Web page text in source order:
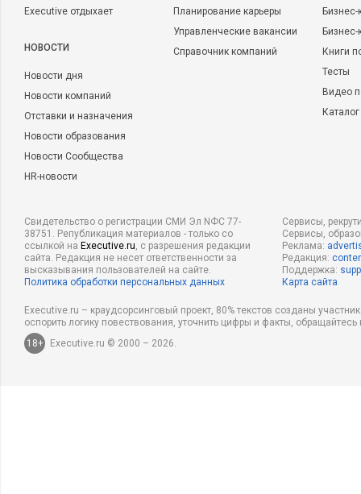
Executive отдыхает
НОВОСТИ
Новости дня
Новости компаний
Отставки и назначения
Новости образования
Новости Сообщества
HR-новости
Планирование карьеры
Управленческие вакансии
Справочник компаний
Бизнес-
Книги
Тесты
Видео
Свидетельство о регистрации СМИ Эл NФС 77-
38751. Републикация материалов - только со
ссылкой на Executive.ru, с разрешения редакции
сайта. Редакция не несет ответственности за
высказывания пользователей на сайте.
Политика обработки персональных данных
Сервисы,
Сервисы,
Реклама:
Редакция:
Поддержка:
Карта сайта
Executive.ru – краудсорсинговый проект, 80% текстов созданы
оспорить логику повествования, уточнить цифры и факты,
18+
Executive.ru © 2000 – 2026.